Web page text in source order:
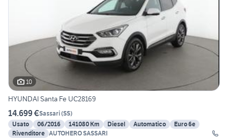
10
HYUNDAI Santa Fe UC28169
14.699 €Sassari(SS)
Usato
06/2016 141080 Km Diesel Automatico
Euro 6e
Rivenditore AUTOHERO SASSARI